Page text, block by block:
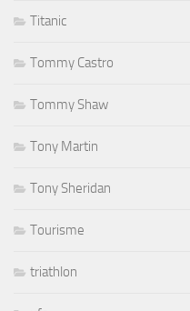
Titanic
Tommy Castro
Tommy Shaw
Tony Martin
Tony Sheridan
Tourisme
triathlon